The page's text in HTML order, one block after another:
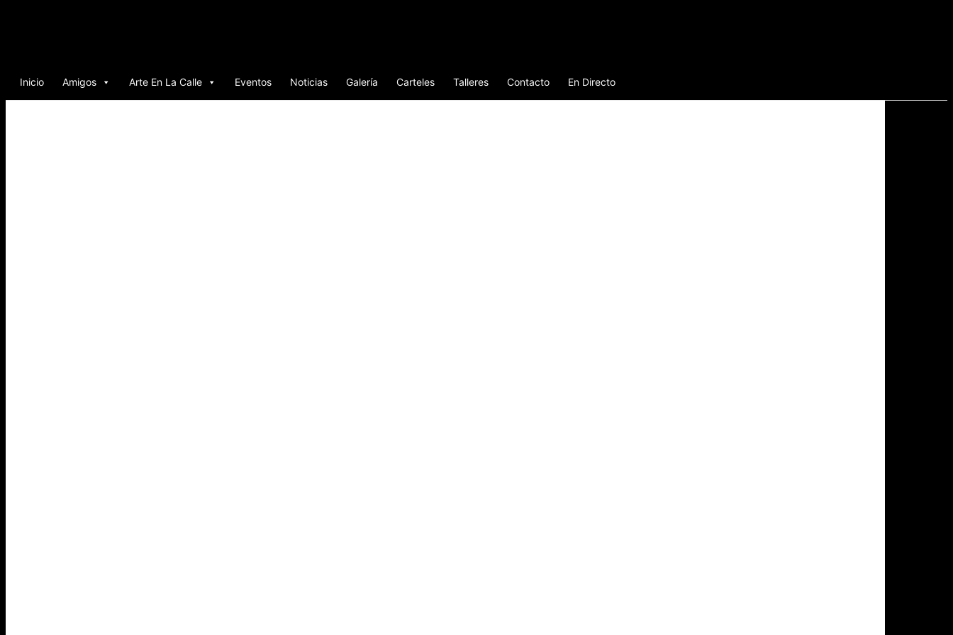
Inicio Amigos Arte En La Calle Eventos Noticias Galería Carteles Talleres Contacto En Directo